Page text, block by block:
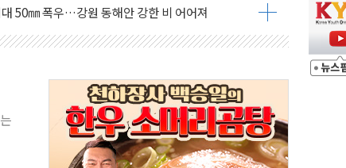
환경미화원 수거차에 치여 사망
난동…60대 남성 2명 숨져
모터보트 전복…1명 사망·1명 실종
림의 날 참석..."국제적 시민 연대로 목소리 내야"
중 실종 60대 나흘만에 숨진 채 발견
기 살해 10대 아들 체포